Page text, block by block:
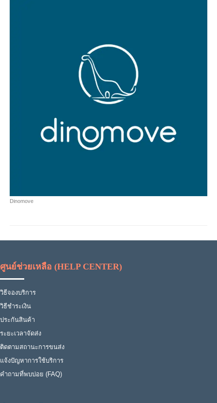
Dinomove
ศูนย์ช่วยเหลือ (HELP CENTER)
วิธีจองบริการ
วิธีชำระเงิน
ประกันสินค้า
ระยะเวลาจัดส่ง
ติดตามสถานะการขนส่ง
แจ้งปัญหาการใช้บริการ
คำถามที่พบบ่อย (FAQ)